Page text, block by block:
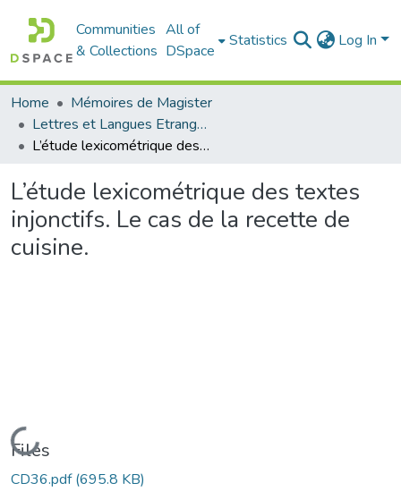
Communities
& Collections
All of
DSpace
Statistics Log In
Home
Mémoires de Magister
Lettres et Langues Etrangères - اللغات الأجنبية
L’étude lexicométrique des textes injonctifs. Le cas de la recette de cuisine.
L’étude lexicométrique des textes
injonctifs. Le cas de la recette de
cuisine.
Loading...
Files
CD36.pdf(695.8 KB)